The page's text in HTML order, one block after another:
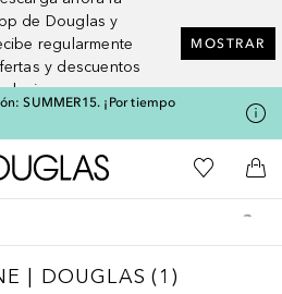
de Douglas y
regularmente
y descuentos
MOSTRAR
SUMMER15. ¡Por tiempo
A Douglas HomeMi lista de
A
| DOUGLAS 1
| DOUGLAS (1 )